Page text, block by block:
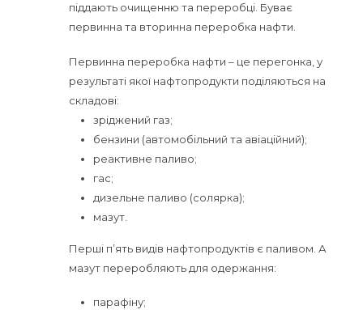
нафти
піддають очищенню та переробці. Буває
первинна та вторинна переробка нафти.
Первинна переробка нафти – це перегонка, у
результаті якої нафтопродукти поділяються на
складові:
зріджений газ;
бензини (автомобільний та авіаційний);
реактивне паливо;
гас;
дизельне паливо (солярка);
мазут.
Перші п’ять видів нафтопродуктів є паливом. А
мазут переробляють для одержання:
парафіну;